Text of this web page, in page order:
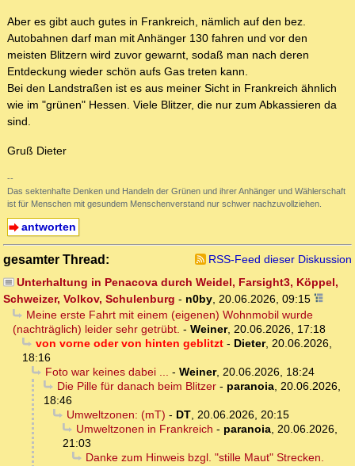
Aber es gibt auch gutes in Frankreich, nämlich auf den bez.
Autobahnen darf man mit Anhänger 130 fahren und vor den
meisten Blitzern wird zuvor gewarnt, sodaß man nach deren
Entdeckung wieder schön aufs Gas treten kann.
Bei den Landstraßen ist es aus meiner Sicht in Frankreich ähnlich
wie im "grünen" Hessen. Viele Blitzer, die nur zum Abkassieren da
sind.
Gruß Dieter
--
Das sektenhafte Denken und Handeln der Grünen und ihrer Anhänger und Wählerschaft
ist für Menschen mit gesundem Menschenverstand nur schwer nachzuvollziehen.
antworten
gesamter Thread:
RSS-Feed dieser Diskussion
Unterhaltung in Penacova durch Weidel, Farsight3, Köppel,
Schweizer, Volkov, Schulenburg - n0by, 20.06.2026, 09:15
Meine erste Fahrt mit einem (eigenen) Wohnmobil wurde
(nachträglich) leider sehr getrübt. - Weiner, 20.06.2026, 17:18
von vorne oder von hinten geblitzt- Dieter, 20.06.2026,
18:16
Foto war keines dabei ... - Weiner, 20.06.2026, 18:24
Die Pille für danach beim Blitzer- paranoia, 20.06.2026,
18:46
Umweltzonen: (mT) - DT, 20.06.2026, 20:15
Umweltzonen in Frankreich - paranoia, 20.06.2026,
21:03
Danke zum Hinweis bzgl. "stille Maut" Strecken.